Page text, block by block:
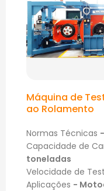
Máquina de
ao Rolamento
Normas Técnicas
Capacidade de
toneladas
Velocidade de
Aplicações -